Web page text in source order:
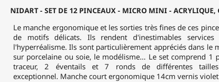
&
AQUARELLE
NIDART - SET DE 12 PINCEAUX - MICRO MINI - ACRYLIQUE,
Le manche ergonomique et les sorties très fines de ces
de motifs délicats. Ils rendent d'inestimables
l'hyperréalisme. Ils sont particulièrement appréciés dans le
sur porcelaine ou soie, le modélisme... Le set comprend 1
traceur, 2 éventails et 7 ronds de différentes
exceptionnel. Manche court ergonomique 14cm vernis